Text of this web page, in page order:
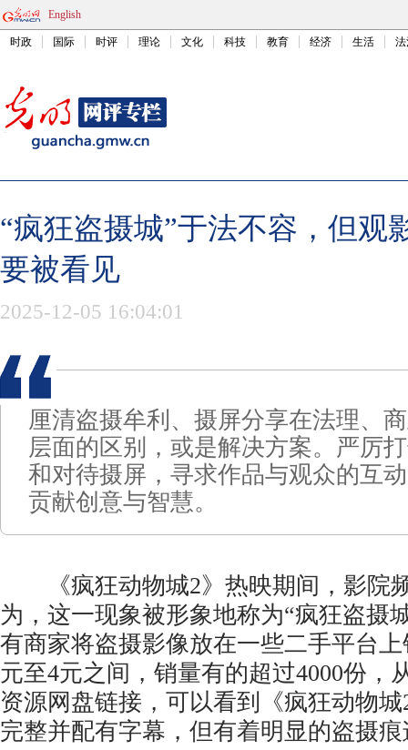
English
时政 国际 时评 理论 文化 科技 教育 经济 生活
“疯狂盗摄城”于法不容，但观
要被看见
2025-12-05 16:04:01
厘清盗摄牟利、摄屏分享在法理、
层面的区别，或是解决方案。严厉
和对待摄屏，寻求作品与观众的互
贡献创意与智慧。
《疯狂动物城2》热映期间，影院
为，这一现象被形象地称为“疯狂盗摄
有商家将盗摄影像放在一些二手平台
元至4元之间，销量有的超过4000份，
资源网盘链接，可以看到《疯狂动物
完整并配有字幕，但有着明显的盗摄